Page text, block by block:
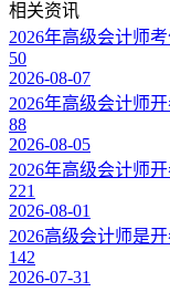
相关资讯
2026年高级会计师
50
2026-08-07
2026年高级会计师
88
2026-08-05
2026年高级会计师
221
2026-08-01
2026高级会计师是
142
2026-07-31